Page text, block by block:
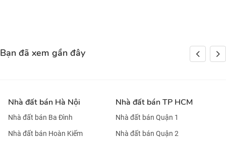
Bạn đã xem gần đây
Nhà đất bán Hà Nội
Nhà đất bán Ba Đình
Nhà đất bán Hoàn Kiếm
Nhà đất bán TP HCM
Nhà đất bán Quận 1
Nhà đất bán Quận 2